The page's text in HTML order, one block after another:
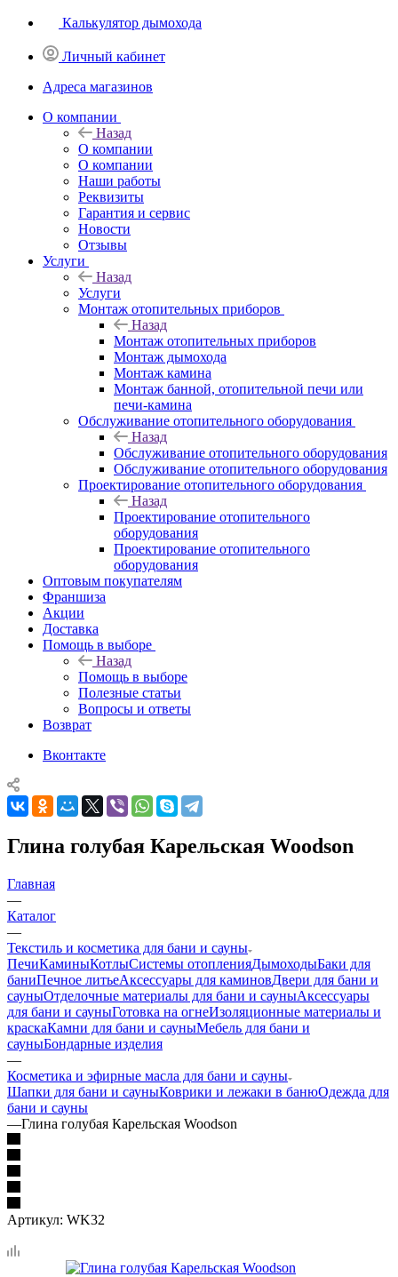
Калькулятор дымохода
Личный кабинет
Адреса магазинов
O компании
Назад
O компании
О компании
Наши работы
Реквизиты
Гарантия и сервис
Новости
Отзывы
Услуги
Назад
Услуги
Монтаж отопительных приборов
Назад
Монтаж отопительных приборов
Монтаж дымохода
Монтаж камина
Монтаж банной, отопительной печи или
печи-камина
Обслуживание отопительного оборудования
Назад
Обслуживание отопительного оборудования
Обслуживание отопительного оборудования
Проектирование отопительного оборудования
Назад
Проектирование отопительного
оборудования
Проектирование отопительного
оборудования
Оптовым покупателям
Франшиза
Акции
Доставка
Помощь в выборе
Назад
Помощь в выборе
Полезные статьи
Вопросы и ответы
Возврат
Вконтакте
Глина голубая Карельская Woodson
Главная
—
Каталог
—
Текстиль и косметика для бани и сауны
ПечиКаминыКотлыСистемы отопленияДымоходыБаки для
баниПечное литьеАксессуары для каминовДвери для бани и
сауныОтделочные материалы для бани и сауныАксессуары
для бани и сауныГотовка на огнеИзоляционные материалы и
краскаКамни для бани и сауныМебель для бани и
сауныБондарные изделия
—
Косметика и эфирные масла для бани и сауны
Шапки для бани и сауныКоврики и лежаки в банюОдежда для
бани и сауны
—Глина голубая Карельская Woodson
Артикул: WK32